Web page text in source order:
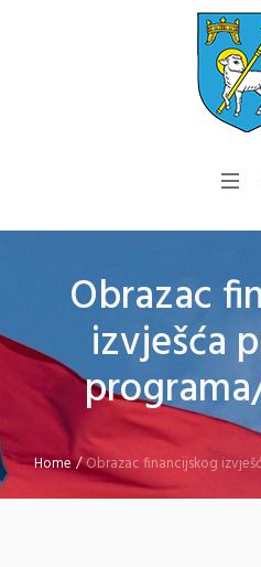
Obrazac
izvješća
Home/Obrazac financijskog